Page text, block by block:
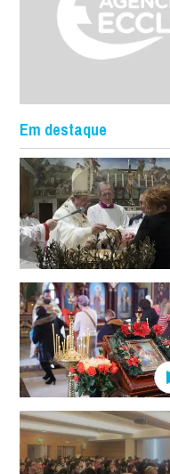
Em destaque